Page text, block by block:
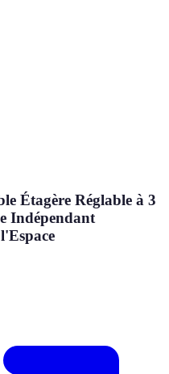
Étagère Réglable à 3
Indépendant